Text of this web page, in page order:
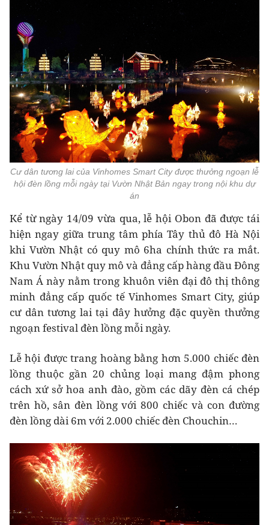
Cư dân tương lai của Vinhomes Smart City được thưởng ngoạn lễ
hội đèn lồng mỗi ngày tại Vườn Nhật Bản ngay trong nội khu dự
án
Kể từ ngày 14/09 vừa qua, lễ hội Obon đã được tái
hiện ngay giữa trung tâm phía Tây thủ đô Hà Nội
khi Vườn Nhật có quy mô 6ha chính thức ra mắt.
Khu Vườn Nhật quy mô và đẳng cấp hàng đầu Đông
Nam Á này nằm trong khuôn viên đại đô thị thông
minh đẳng cấp quốc tế Vinhomes Smart City, giúp
cư dân tương lai tại đây hưởng đặc quyền thưởng
ngoạn festival đèn lồng mỗi ngày.
Lễ hội được trang hoàng bằng hơn 5.000 chiếc đèn
lồng thuộc gần 20 chủng loại mang đậm phong
cách xứ sở hoa anh đào, gồm các dãy đèn cá chép
trên hồ, sân đèn lồng với 800 chiếc và con đường
đèn lồng dài 6m với 2.000 chiếc đèn Chouchin…